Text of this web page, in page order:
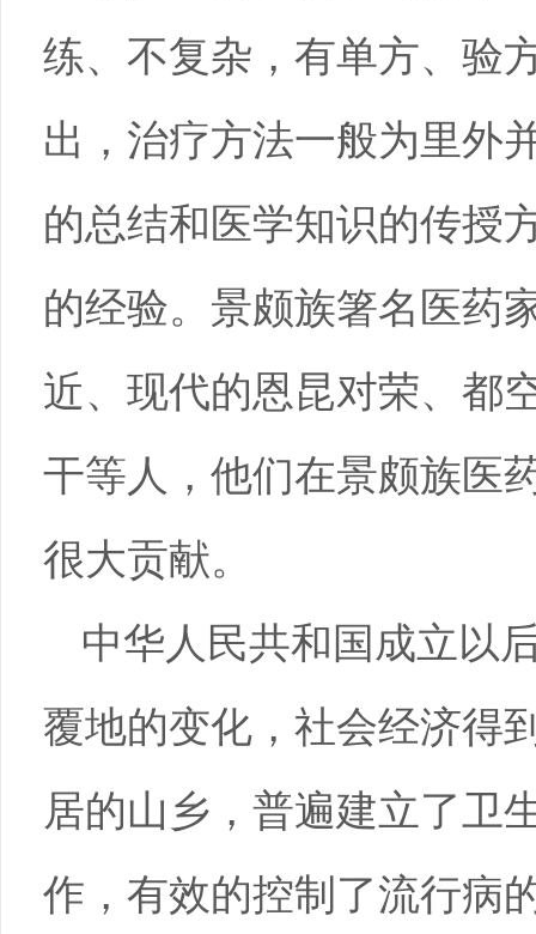
练、不复杂，有单方、验
出，治疗方法一般为里外
的总结和医学知识的传授
的经验。景颇族箸名医药
近、现代的恩昆对荣、都
干等人，他们在景颇族医
很大贡献。
中华人民共和国成立以
覆地的变化，社会经济得
居的山乡，普遍建立了卫
作，有效的控制了流行病